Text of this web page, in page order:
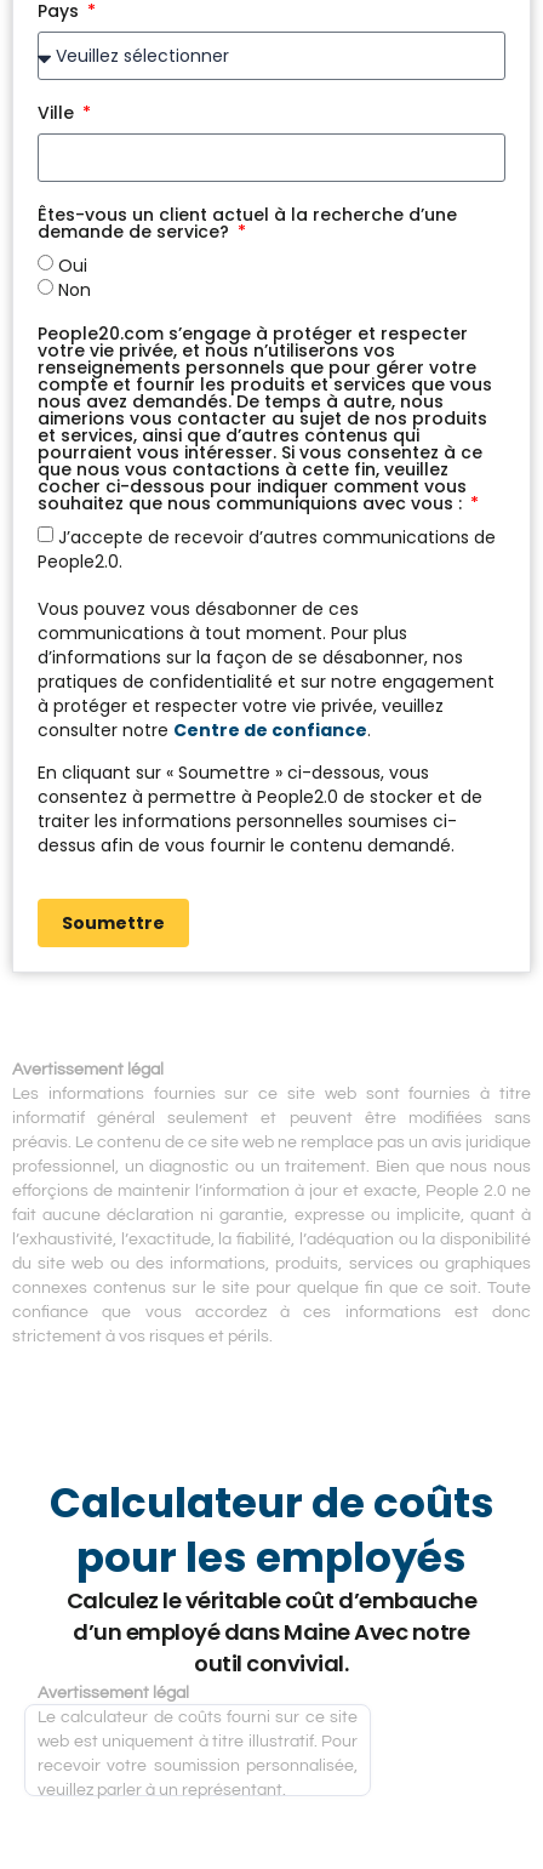
Pays
Ville
Êtes-vous un client actuel à la recherche d’une
demande de service?
Oui
Non
People20.com s’engage à protéger et respecter
votre vie privée, et nous n’utiliserons vos
renseignements personnels que pour gérer votre
compte et fournir les produits et services que vous
nous avez demandés. De temps à autre, nous
aimerions vous contacter au sujet de nos produits
et services, ainsi que d’autres contenus qui
pourraient vous intéresser. Si vous consentez à ce
que nous vous contactions à cette fin, veuillez
cocher ci-dessous pour indiquer comment vous
souhaitez que nous communiquions avec vous :
J’accepte de recevoir d’autres communications de
People2.0.
Vous pouvez vous désabonner de ces
communications à tout moment. Pour plus
d’informations sur la façon de se désabonner, nos
pratiques de confidentialité et sur notre engagement
à protéger et respecter votre vie privée, veuillez
consulter notre Centre de confiance.
En cliquant sur « Soumettre » ci-dessous, vous
consentez à permettre à People2.0 de stocker et de
traiter les informations personnelles soumises ci-
dessus afin de vous fournir le contenu demandé.
Soumettre
Avertissement légal
Les informations fournies sur ce site web sont fournies à titre
informatif général seulement et peuvent être modifiées sans
préavis. Le contenu de ce site web ne remplace pas un avis juridique
professionnel, un diagnostic ou un traitement. Bien que nous nous
efforçions de maintenir l’information à jour et exacte, People 2.0 ne
fait aucune déclaration ni garantie, expresse ou implicite, quant à
l’exhaustivité, l’exactitude, la fiabilité, l’adéquation ou la disponibilité
du site web ou des informations, produits, services ou graphiques
connexes contenus sur le site pour quelque fin que ce soit. Toute
confiance que vous accordez à ces informations est donc
strictement à vos risques et périls.
Calculateur de coûts
pour les employés
Calculez le véritable coût d’embauche
d’un employé dans Maine Avec notre
outil convivial.
Avertissement légal
Le calculateur de coûts fourni sur ce site
web est uniquement à titre illustratif. Pour
recevoir votre soumission personnalisée,
veuillez parler à un représentant.